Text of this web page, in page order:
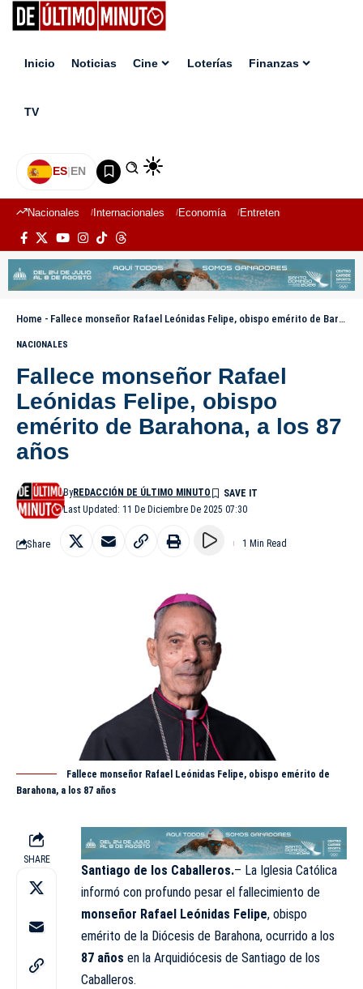
Inicio Noticias Cine Loterías Finanzas
TV
ES|EN
Nacionales Internacionales Economía Entretenimiento
Home - Fallece monseñor Rafael Leónidas Felipe, obispo emérito de Barahona, a los 87 años
NACIONALES
Fallece monseñor Rafael
Leónidas Felipe, obispo
emérito de Barahona, a los 87
años
Last Updated: 11 De Diciembre De 2025 07:30
ByREDACCIÓN DE ÚLTIMO MINUTO
Share 1 Min Read
Fallece monseñor Rafael Leónidas Felipe, obispo emérito de
Barahona, a los 87 años
SHARE
Santiago de los Caballeros.– La Iglesia Católica
informó con profundo pesar el fallecimiento de
monseñor Rafael Leónidas Felipe, obispo
emérito de la Diócesis de Barahona, ocurrido a los
87 años en la Arquidiócesis de Santiago de los
Caballeros.